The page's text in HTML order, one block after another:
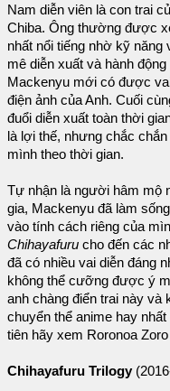
Nam diễn viên là con trai
Chiba. Ông thường được
nhất nổi tiếng nhờ kỹ
mê diễn xuất và hành
Mackenyu mới có được
điện ảnh của Anh. Cuối
đuổi diễn xuất toàn thời
là lợi thế, nhưng chắc
mình theo thời gian.
Tự nhận là người hâm mộ
gia, Mackenyu đã làm
vào tính cách riêng của
Chihayafuru cho đến các
đã có nhiều vai diễn đáng
không thể cưỡng được ý
anh chàng điển trai này và
chuyển thể anime hay
tiên hãy xem Roronoa
Chihayafuru Trilogy